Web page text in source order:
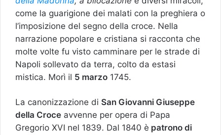
come la guarigione dei malati con la preghiera o
l’imposizione del segno della croce. Nella
narrazione popolare e cristiana si racconta che
molte volte fu visto camminare per le strade di
Napoli sollevato da terra, colto da estasi
mistica. Morì il 5 marzo 1745.
La canonizzazione di San Giovanni Giuseppe
della Croce avvenne per opera di Papa
Gregorio XVI nel 1839. Dal 1840 è patrono di